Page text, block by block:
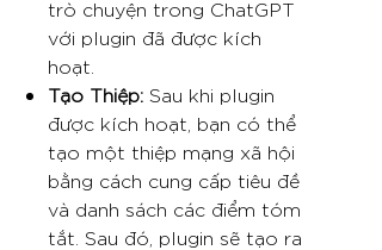
trò chuyện trong ChatGPT
với plugin đã được kích
hoạt.
Tạo Thiệp: Sau khi plugin
được kích hoạt, bạn có thể
tạo một thiệp mạng xã hội
bằng cách cung cấp tiêu đề
và danh sách các điểm tóm
tắt. Sau đó, plugin sẽ tạo ra